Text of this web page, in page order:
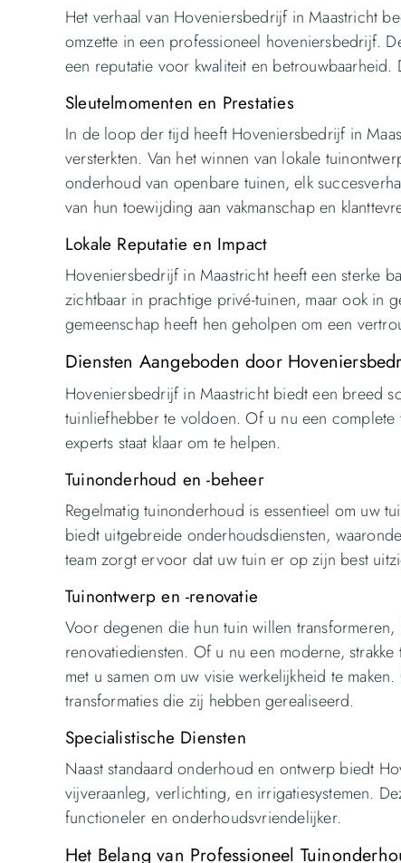
Het verhaal van Hoveniersbedrijf in Maastricht
omzette in een professioneel hoveniersbedrijf.
een reputatie voor kwaliteit en
Sleutelmomenten en Prestaties
In de loop der tijd heeft Hoveniersbedrijf in
versterkten. Van het winnen van lokale
onderhoud van openbare tuinen, elk
van hun toewijding aan vakmanschap en
Lokale Reputatie en Impact
Hoveniersbedrijf in Maastricht heeft een sterke
zichtbaar in prachtige privé-tuinen, maar ook in
gemeenschap heeft hen geholpen om een
Diensten Aangeboden door
Hoveniersbedrijf in Maastricht biedt een breed
tuinliefhebber te voldoen. Of u nu een
experts staat klaar om te helpen.
Tuinonderhoud en -beheer
Regelmatig tuinonderhoud is essentieel om uw
biedt uitgebreide onderhoudsdiensten,
team zorgt ervoor dat uw tuin er op zijn best
Tuinontwerp en -renovatie
Voor degenen die hun tuin willen
renovatiediensten. Of u nu een moderne,
met u samen om uw visie werkelijkheid te
transformaties die zij hebben gerealiseerd.
Specialistische Diensten
Naast standaard onderhoud en ontwerp biedt
vijveraanleg, verlichting, en irrigatiesystemen.
functioneler en onderhoudsvriendelijker.
Het Belang van Professioneel